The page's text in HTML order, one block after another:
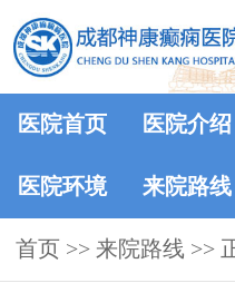
医院首页 医院介绍
医院环境 来院路线
首页 >> 来院路线 >>